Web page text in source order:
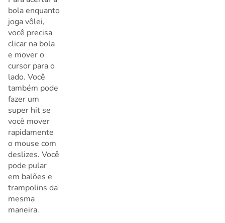
bola enquanto
joga vôlei,
você precisa
clicar na bola
e mover o
cursor para o
lado. Você
também pode
fazer um
super hit se
você mover
rapidamente
o mouse com
deslizes. Você
pode pular
em balões e
trampolins da
mesma
maneira.